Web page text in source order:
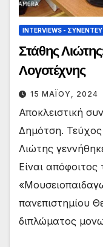
INTERVIEWS -
Στάθης
Λογοτέχνης
15 ΜΑΪ́ΟΥ, 2024
Αποκλειστική
Δημότση.
Λιώτης
Είναι
πανεπιστημίου
διπλώματος